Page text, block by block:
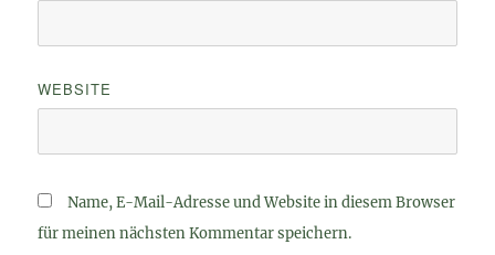
WEBSITE
Name, E-Mail-Adresse und Website in diesem Browser
für meinen nächsten Kommentar speichern.